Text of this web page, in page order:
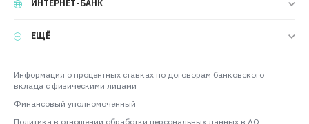
ИНТЕРНЕТ-БАНК
ЕЩЁ
Информация о процентных ставках по договорам банковского
вклада с физическими лицами
Финансовый уполномоченный
Политика в отношении обработки персональных данных в АО